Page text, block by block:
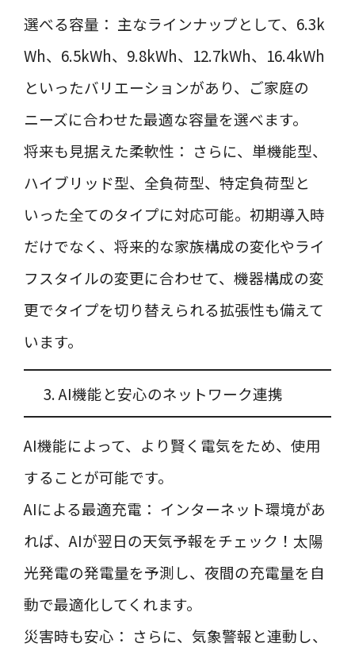
選べる容量： 主なラインナップとして、6.3k
Wh、6.5kWh、9.8kWh、12.7kWh、16.4kWh
といったバリエーションがあり、ご家庭の
ニーズに合わせた最適な容量を選べます。
将来も見据えた柔軟性： さらに、単機能型、
ハイブリッド型、全負荷型、特定負荷型と
いった全てのタイプに対応可能。初期導入時
だけでなく、将来的な家族構成の変化やライ
フスタイルの変更に合わせて、機器構成の変
更でタイプを切り替えられる拡張性も備えて
います。
3. AI機能と安心のネットワーク連携
AI機能によって、より賢く電気をため、使用
することが可能です。
AIによる最適充電： インターネット環境があ
れば、AIが翌日の天気予報をチェック！太陽
光発電の発電量を予測し、夜間の充電量を自
動で最適化してくれます。
災害時も安心： さらに、気象警報と連動し、